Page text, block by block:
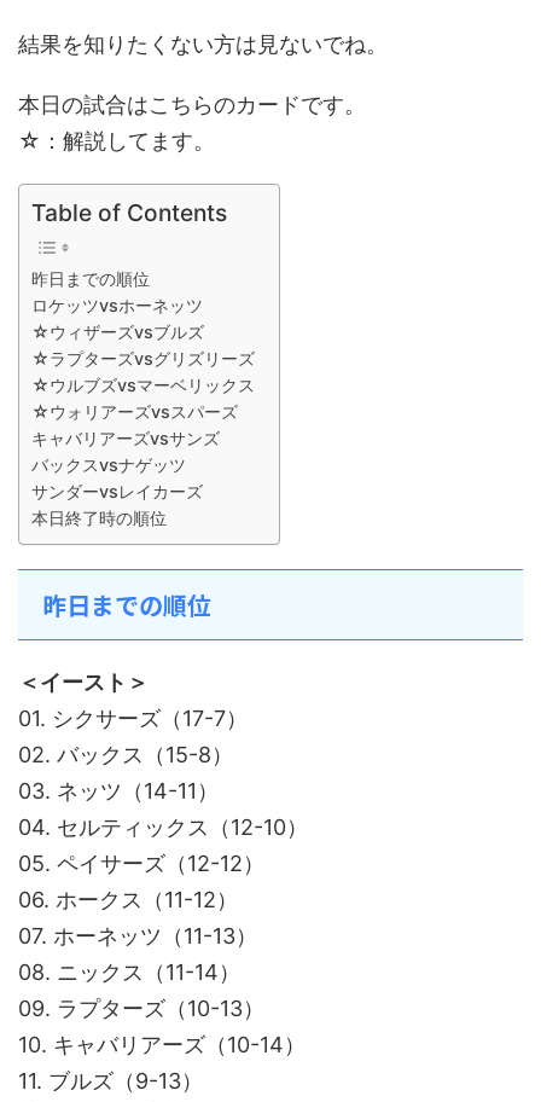
結果を知りたくない方は見ないでね。
本日の試合はこちらのカードです。
☆：解説してます。
Table of Contents
昨日までの順位
ロケッツvsホーネッツ
☆ウィザーズvsブルズ
☆ラプターズvsグリズリーズ
☆ウルブズvsマーベリックス
☆ウォリアーズvsスパーズ
キャバリアーズvsサンズ
バックスvsナゲッツ
サンダーvsレイカーズ
本日終了時の順位
昨日までの順位
＜イースト＞
01. シクサーズ（17-7）
02. バックス（15-8）
03. ネッツ（14-11）
04. セルティックス（12-10）
05. ペイサーズ（12-12）
06. ホークス（11-12）
07. ホーネッツ（11-13）
08. ニックス（11-14）
09. ラプターズ（10-13）
10. キャバリアーズ（10-14）
11. ブルズ（9-13）